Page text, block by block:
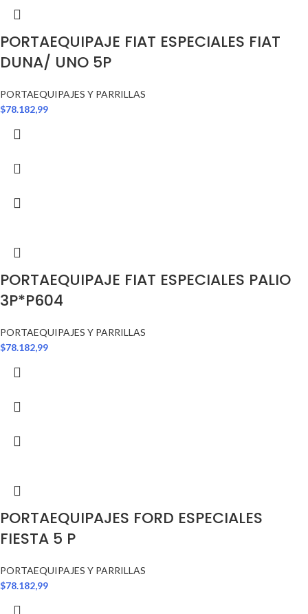
PORTAEQUIPAJE FIAT ESPECIALES FIAT
DUNA/ UNO 5P
PORTAEQUIPAJES Y PARRILLAS
$78.182,99
PORTAEQUIPAJE FIAT ESPECIALES PALIO
3P*P604
PORTAEQUIPAJES Y PARRILLAS
$78.182,99
PORTAEQUIPAJES FORD ESPECIALES
FIESTA 5 P
PORTAEQUIPAJES Y PARRILLAS
$78.182,99